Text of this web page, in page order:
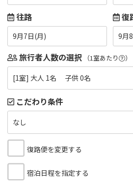
往路
9月7日(月)
復
9月
旅行者人数の選択 （1室あたり ）
[1室] 大人 1名 子供 0名
こだわり条件
なし
復路便を変更する
宿泊日程を指定する